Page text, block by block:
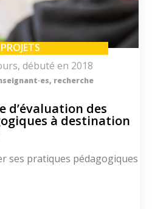
PROJETS
débuté en 2018
, recherche
d’évaluation des
à destination
ses pratiques pédagogiques